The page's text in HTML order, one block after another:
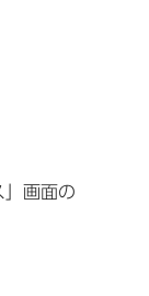
画面の